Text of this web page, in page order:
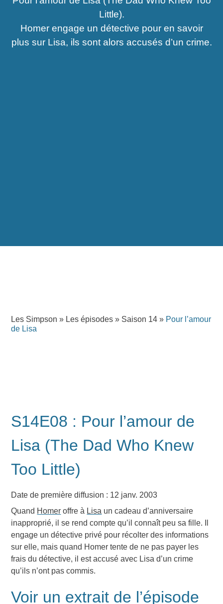
Little).
Homer engage un détective pour en savoir
plus sur Lisa, ils sont alors accusés d’un crime.
Les Simpson » Les épisodes » Saison 14 » Pour l’amour
de Lisa
S14E08 : Pour l’amour de
Lisa (The Dad Who Knew
Too Little)
Date de première diffusion : 12 janv. 2003
Quand Homer offre à Lisa un cadeau d’anniversaire
inapproprié, il se rend compte qu’il connaît peu sa fille. Il
engage un détective privé pour récolter des informations
sur elle, mais quand Homer tente de ne pas payer les
frais du détective, il est accusé avec Lisa d’un crime
qu’ils n’ont pas commis.
Voir un extrait de l’épisode